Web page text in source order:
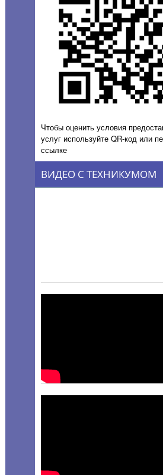
Чтобы оценить условия
услуг используйте QR-код или
ссылке
ВИДЕО С ТЕХНИКУМОМ